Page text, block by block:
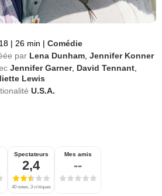
| 26 min | Comédie
par Lena Dunham ,Jennifer Konner
Jennifer Garner, David Tennant
Lewis
U.S.A.
Spectateurs
2,4
40 notes, 3 critiques
Mes amis
--